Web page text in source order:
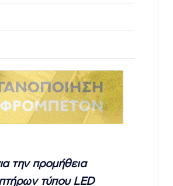
την προμήθεια
τύπου LED